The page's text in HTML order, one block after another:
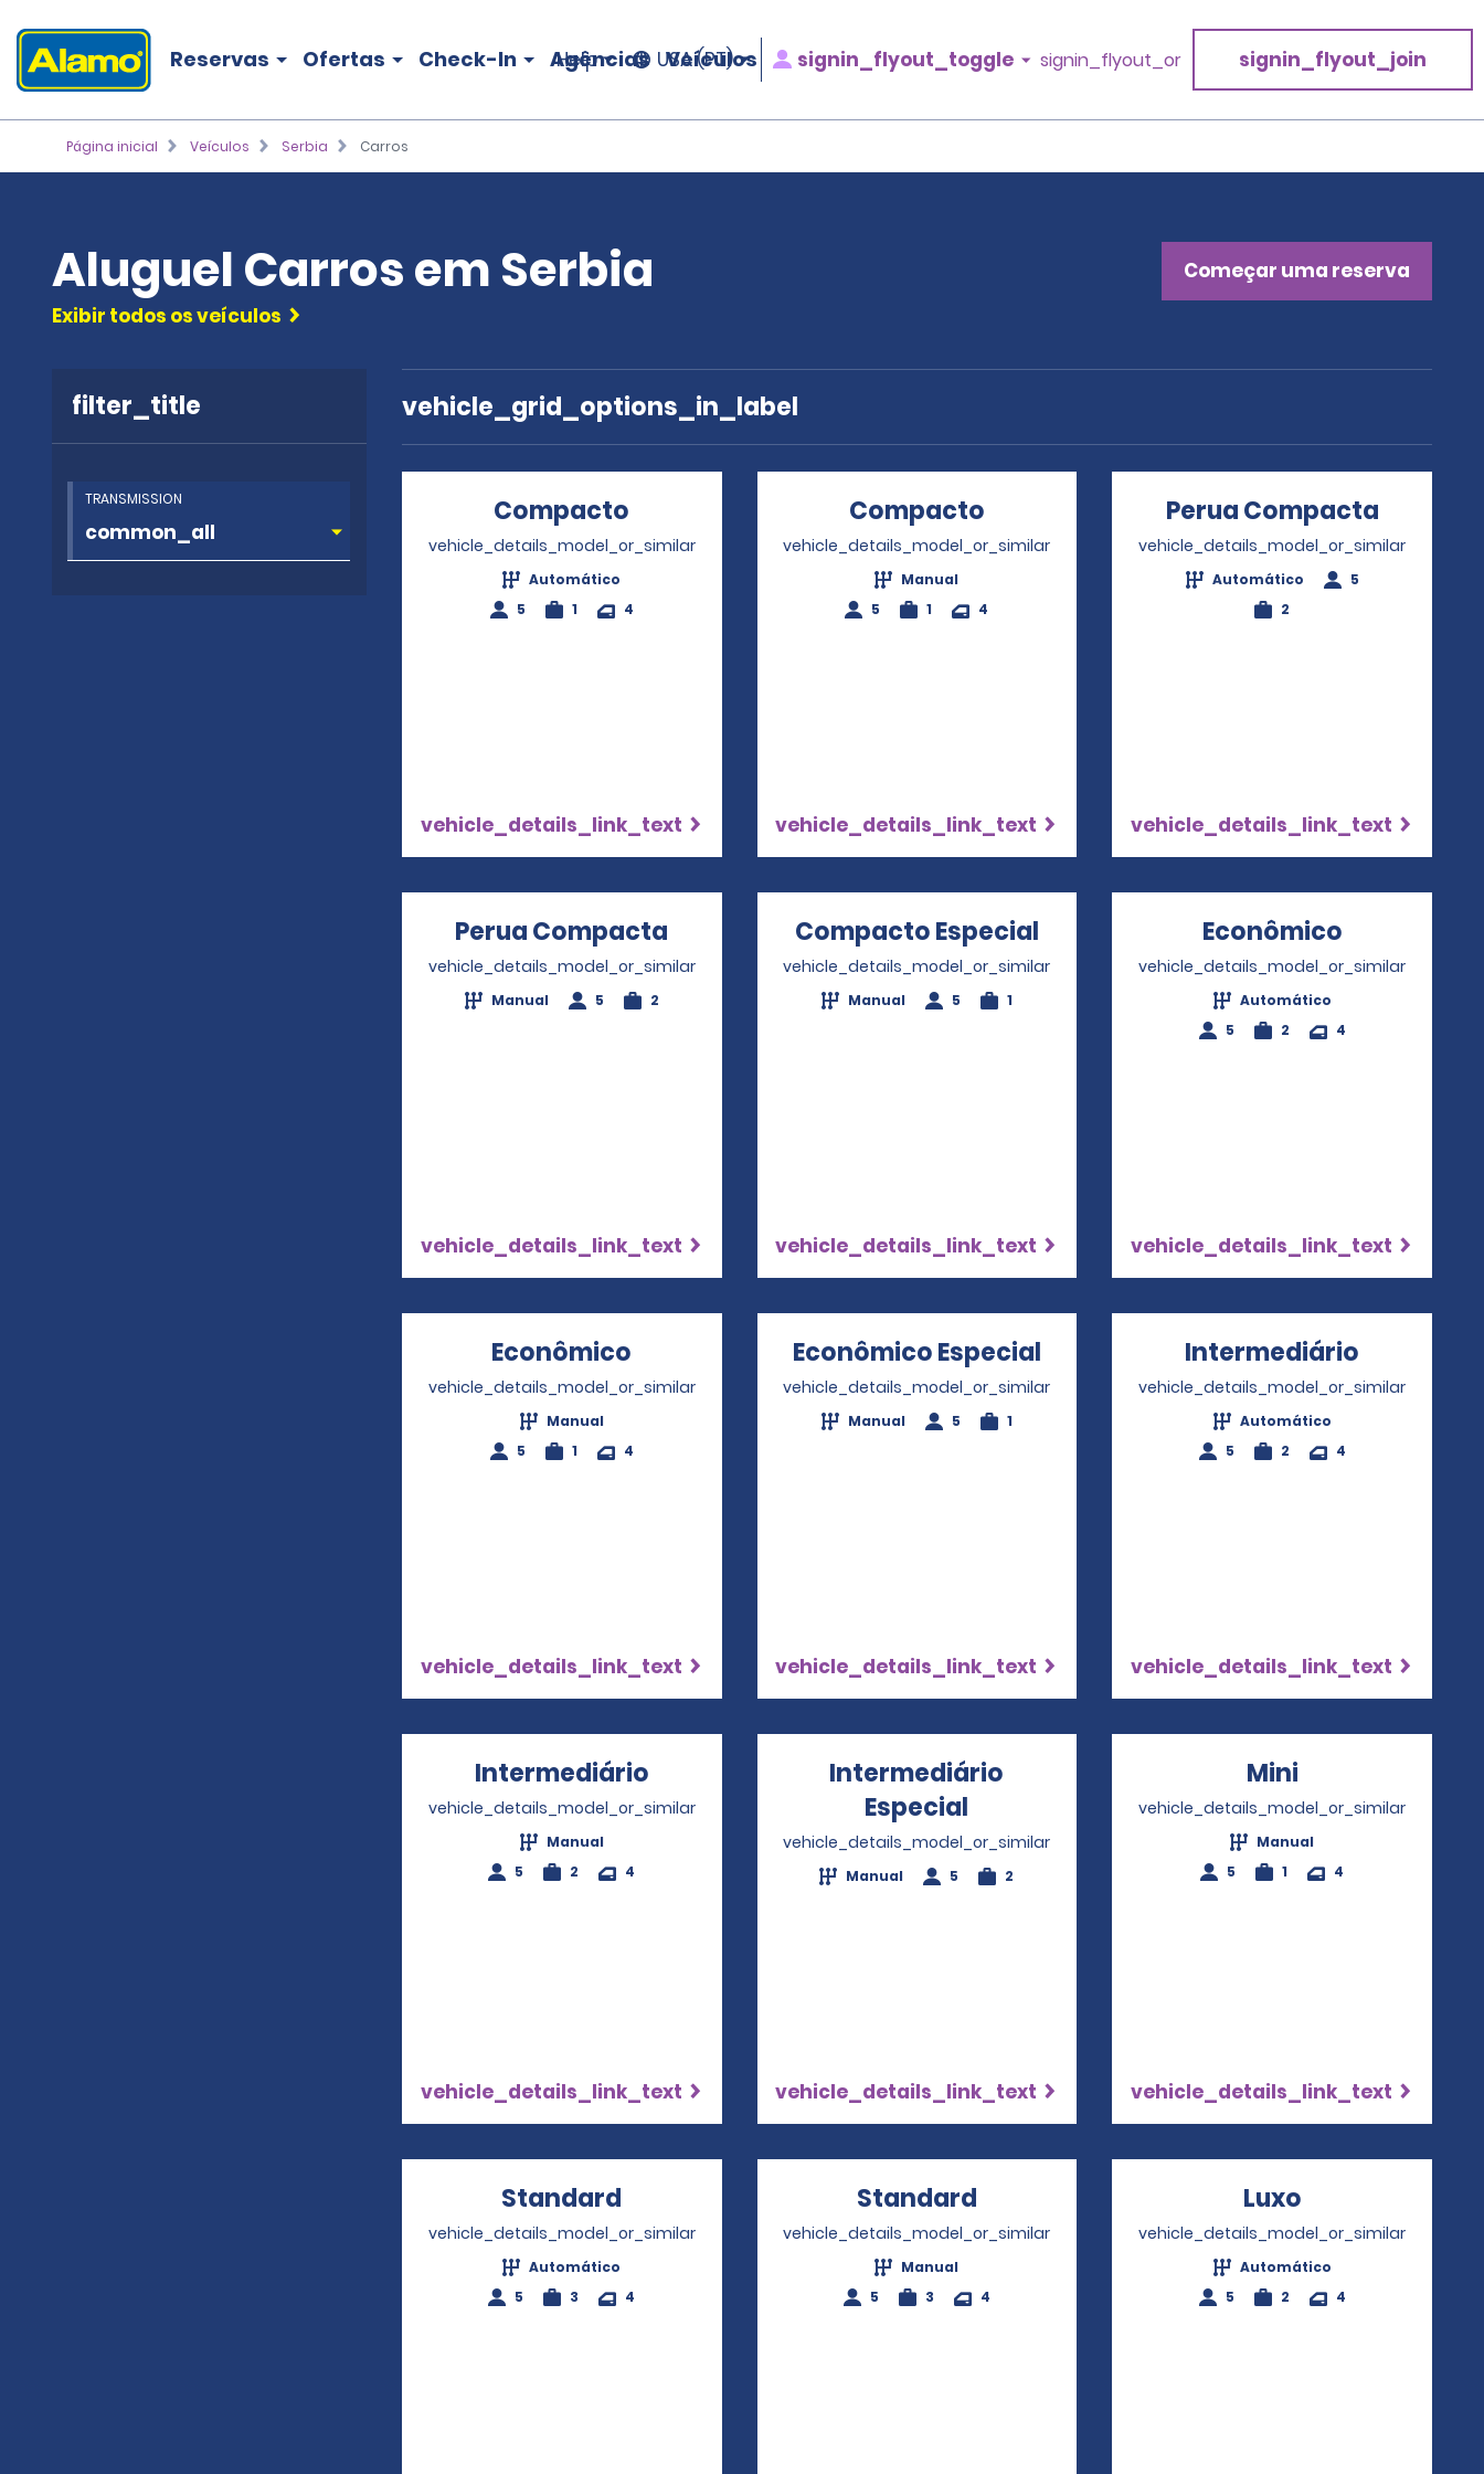
Reservas Ofertas Check-In Agências Veículos
Help USA (PT) signin_flyout_toggle signin_flyout_or signin_flyout_join
Página inicial Veículos Serbia Carros
Aluguel Carros em Serbia
Começar uma reserva
Exibir todos os veículos
filter_title
TRANSMISSION
vehicle_grid_options_in_label
Compacto Opens in a new window
vehicle_details_model_or_similar
Automático
5
1 4
vehicle_details_link_text
Compacto Opens in a new window
vehicle_details_model_or_similar
Manual
5
1 4
vehicle_details_link_text
Perua Compacta
vehicle_details_model_or_similar
Automático
5
2
vehicle_details_link_text
Perua Compacta Opens in a new window
vehicle_details_model_or_similar
Manual 5 2
vehicle_details_link_text
Compacto Especial Opens in a new window
vehicle_details_model_or_similar
Manual 5 1
vehicle_details_link_text
Econômico
vehicle_details_model_or_similar
Automático
5
2 4
vehicle_details_link_text
Econômico Opens in a new window
vehicle_details_model_or_similar
Manual
5
1 4
vehicle_details_link_text
Econômico Especial Opens in a new window
vehicle_details_model_or_similar
Manual 5 1
vehicle_details_link_text
Intermediário
vehicle_details_model_or_similar
Automático
5
2 4
vehicle_details_link_text
Intermediário Opens in a new window
vehicle_details_model_or_similar
Manual
5
2 4
vehicle_details_link_text
Intermediário
Especial Opens in a new window
vehicle_details_model_or_similar
Manual 5 2
vehicle_details_link_text
Mini
vehicle_details_model_or_similar
Manual
5
1 4
vehicle_details_link_text
Standard Opens in a new window
vehicle_details_model_or_similar
Automático
5
3 4
Standard Opens in a new window
vehicle_details_model_or_similar
Manual
5
3 4
Luxo
vehicle_details_model_or_similar
Automático
5
2 4